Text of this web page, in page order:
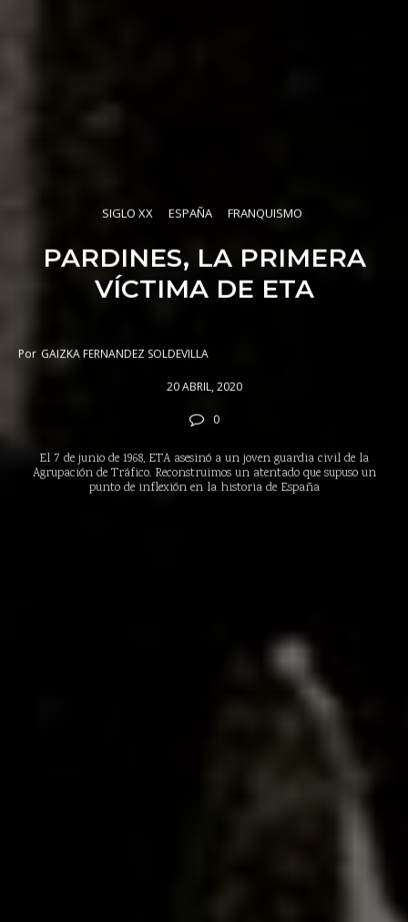
SIGLO XX ESPAÑA FRANQUISMO
PARDINES, LA PRIMERA
VÍCTIMA DE ETA
Por GAIZKA FERNANDEZ SOLDEVILLA
20 ABRIL, 2020
0
El 7 de junio de 1968, ETA asesinó a un joven guardia civil de la
Agrupación de Tráfico. Reconstruimos un atentado que supuso un
punto de inflexión en la historia de España